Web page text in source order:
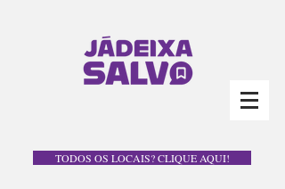
TODOS OS LOCAIS? CLIQUE AQUI!